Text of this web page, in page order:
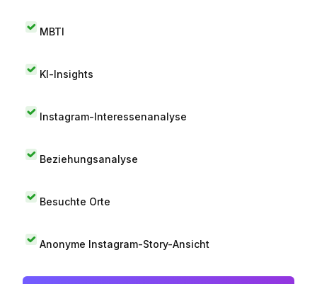
MBTI
KI-Insights
Instagram-Interessenanalyse
Beziehungsanalyse
Besuchte Orte
Anonyme Instagram-Story-Ansicht